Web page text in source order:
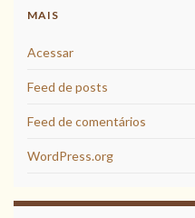
MAIS
Acessar
Feed de posts
Feed de comentários
WordPress.org